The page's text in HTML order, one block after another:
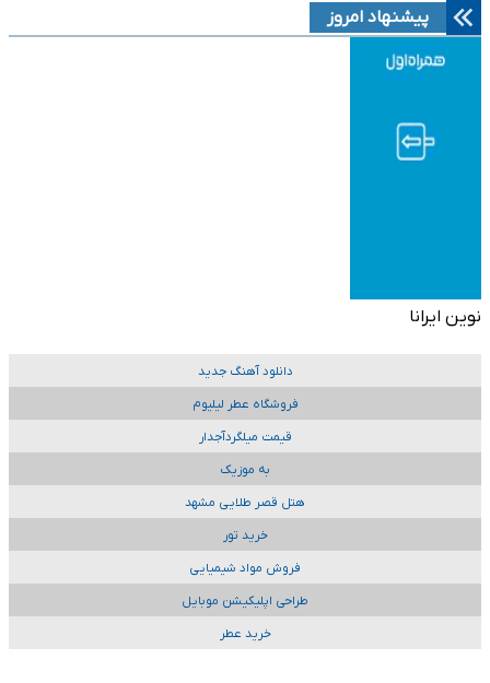
پیشنهاد امروز
نوین ایرانا
دانلود آهنگ جدید
فروشگاه عطر لیلیوم
قیمت میلگردآجدار
به موزیک
هتل قصر طلایی مشهد
خرید تور
فروش مواد شیمیایی
طراحی اپلیکیشن موبایل
خرید عطر